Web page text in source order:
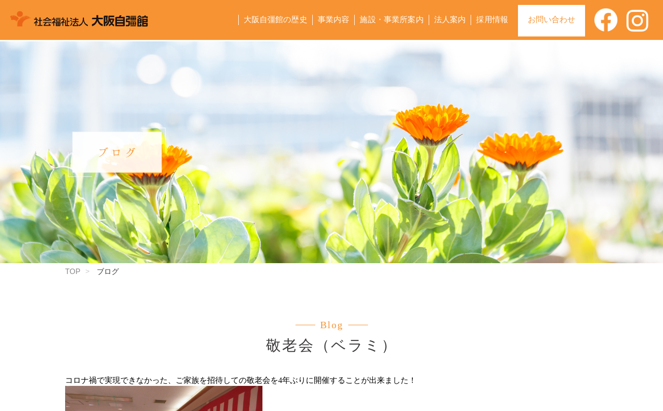
お問い合わせ
大阪自彊館の歴史 事業内容 施設・事業所案内 法人案内 採用情報
TOP ブログ
Blog
敬老会（ベラミ）
コロナ禍で実現できなかった、ご家族を招待しての敬老会を4年ぶりに開催することが出来ました！